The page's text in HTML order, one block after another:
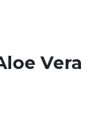
Vera